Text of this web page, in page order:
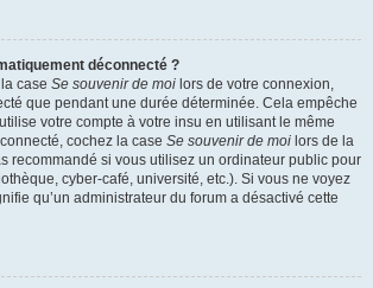
déconnecté ?
case Se souvenir de moi lors de votre connexion,
que pendant une durée déterminée. Cela empêche
votre compte à votre insu en utilisant le même
cochez la case Se souvenir de moi lors de la
recommandé si vous utilisez un ordinateur public pour
cyber-café, université, etc.). Si vous ne voyez
qu’un administrateur du forum a désactivé cette